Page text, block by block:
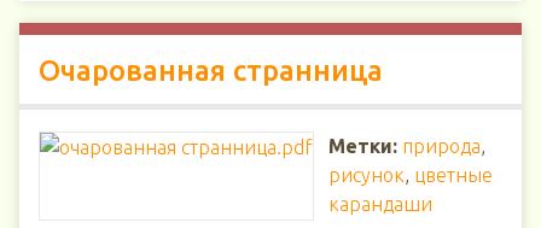
Очарованная странница
Метки: природа,
рисунок, цветные
карандаши